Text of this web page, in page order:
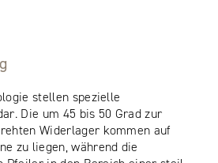
stellen spezielle
Die um 45 bis 50 Grad zur
Widerlager kommen auf
zu liegen, während die